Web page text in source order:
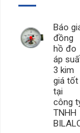
Báo
đồng
hồ đo
áp
3 kim
giá tốt
tại
công
TNHH